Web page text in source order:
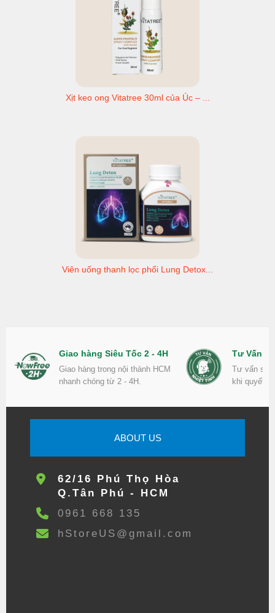
Xịt keo ong Vitatree 30ml của Úc – ...
Viên uống thanh lọc phổi Lung Detox...
Giao hàng Siêu Tốc 2 - 4H
Giao hàng trong nội thành HCM
nhanh chóng từ 2 - 4H.
Tư Vấn
Tư vấn
khi quyết
ABOUT US
62/16 Phú Thọ Hòa
Q.Tân Phú - HCM
0961 668 135
hStoreUS@gmail.com